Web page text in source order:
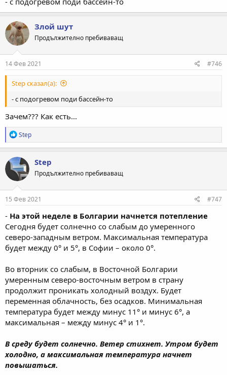
Злой шут
Продължително пребиваващ
14 Фев 2021 #746
Step сказал(а):
- с подогревом поди бассейн-то
Зачем??? Как есть...
Р
е
а
к
ц
и
и
:
Step
Step
Продължително пребиваващ
15 Фев 2021 #747
- На этой неделе в Болгарии начнется потепление
Сегодня будет солнечно со слабым до умеренного
северо-западным ветром. Максимальная температура
будет между 0° и 5°, в Софии – около 0°.
Во вторник со слабым, в Восточной Болгарии
умеренным северо-восточным ветром в страну
продолжит проникать холодный воздух. Будет
переменная облачность, без осадков. Минимальная
температура будет между минус 11° и минус 6°, а
максимальная – между минус 4° и 1°.
В среду будет солнечно. Ветер стихнет. Утром будет
холодно, а максимальная температура начнет
повышаться.